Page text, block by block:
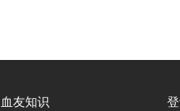
血友知识